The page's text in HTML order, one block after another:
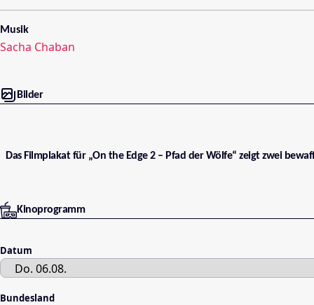
Musik
Sacha Chaban
Bilder
Das Filmplakat für „On the Edge 2 – Pfad der Wölfe“ zeigt zwei
Kinoprogramm
Datum
Bundesland